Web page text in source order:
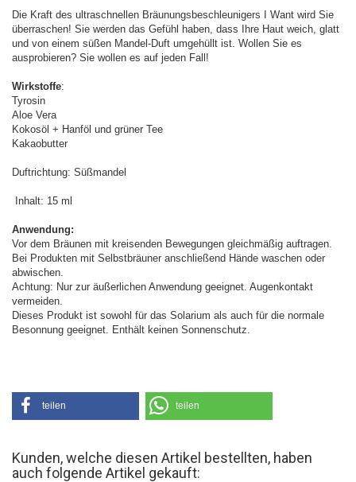
Die Kraft des ultraschnellen Bräunungsbeschleunigers I Want wird Sie
überraschen! Sie werden das Gefühl haben, dass Ihre Haut weich, glatt
und von einem süßen Mandel-Duft umgehüllt ist. Wollen Sie es
ausprobieren? Sie wollen es auf jeden Fall!
Wirkstoffe:
Tyrosin
Aloe Vera
Kokosöl + Hanföl und grüner Tee
Kakaobutter
Duftrichtung: Süßmandel
Inhalt: 15 ml
Anwendung:
Vor dem Bräunen mit kreisenden Bewegungen gleichmäßig auftragen.
Bei Produkten mit Selbstbräuner anschließend Hände waschen oder
abwischen.
Achtung: Nur zur äußerlichen Anwendung geeignet. Augenkontakt
vermeiden.
Dieses Produkt ist sowohl für das Solarium als auch für die normale
Besonnung geeignet. Enthält keinen Sonnenschutz.
teilen teilen
Kunden, welche diesen Artikel bestellten, haben
auch folgende Artikel gekauft: